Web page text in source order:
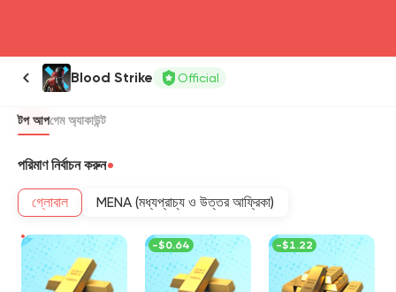
Blood Strike Official
টপ আপগেম অ্যাকাউন্ট
পরিমাণ নির্বাচন করুন
গ্লোবাল MENA (মধ্যপ্রাচ্য ও উত্তর আফ্রিকা)
-$0.64 -$1.22